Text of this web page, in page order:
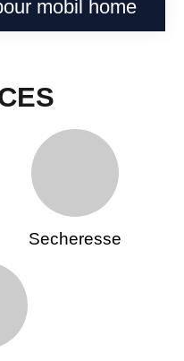
mobil home
Secheresse